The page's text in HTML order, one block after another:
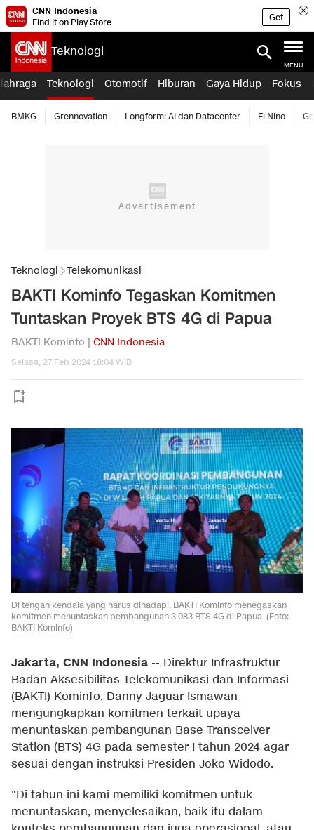
CNN Indonesia
Find it on Play Store
Get
Teknologi
MENU
Teknologi Otomotif Hiburan Gaya Hidup Fokus
BMKG Grennovation Longform: AI dan Datacenter El Nino
Teknologi Telekomunikasi
BAKTI Kominfo Tegaskan Komitmen
Tuntaskan Proyek BTS 4G di Papua
BAKTI Kominfo | CNN Indonesia
Selasa, 27 Feb 2024 18:04 WIB
Di tengah kendala yang harus dihadapi, BAKTI Kominfo menegaskan
komitmen menuntaskan pembangunan 3.083 BTS 4G di Papua. (Foto:
BAKTI Kominfo)
Jakarta, CNN Indonesia -- Direktur Infrastruktur
Badan Aksesibilitas Telekomunikasi dan Informasi
(BAKTI) Kominfo, Danny Jaguar Ismawan
mengungkapkan komitmen terkait upaya
menuntaskan pembangunan Base Transceiver
Station (BTS) 4G pada semester I tahun 2024 agar
sesuai dengan instruksi Presiden Joko Widodo.
"Di tahun ini kami memiliki komitmen untuk
menuntaskan, menyelesaikan, baik itu dalam